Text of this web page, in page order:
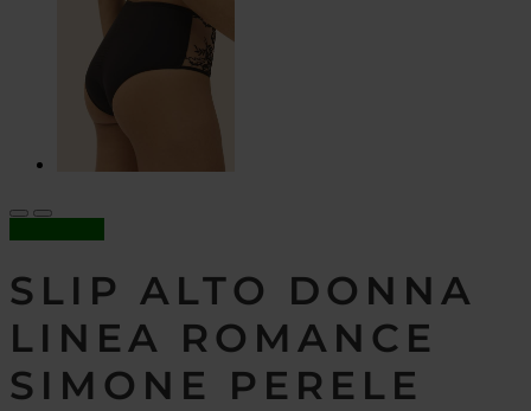
SLIP ALTO DONNA
LINEA ROMANCE
SIMONE PERELE